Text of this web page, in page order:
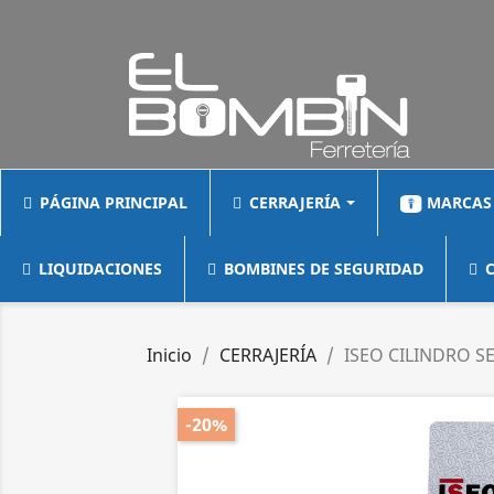
PÁGINA PRINCIPAL CERRAJERÍA MARCAS
LIQUIDACIONES BOMBINES DE SEGURIDAD
Inicio CERRAJERÍA ISEO CILINDRO
-20%